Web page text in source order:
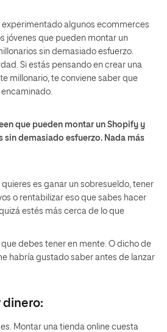
experimentado algunos ecommerces
jóvenes que pueden montar un
sin demasiado esfuerzo.
Si estás pensando en crear una
millonario, te conviene saber que
que pueden montar un Shopify y
sin demasiado esfuerzo. Nada más
quieres es ganar un sobresueldo, tener
o rentabilizar eso que sabes hacer
estés más cerca de lo que
debes tener en mente. O dicho de
habría gustado saber antes de lanzar
dinero:
Montar una tienda online cuesta